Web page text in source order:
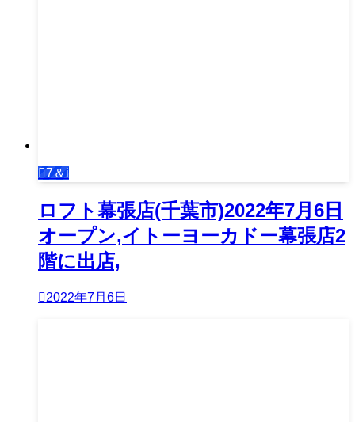
7＆i
ロフト幕張店(千葉市)2022年7月6日
オープン,イトーヨーカドー幕張店2
階に出店,
2022年7月6日